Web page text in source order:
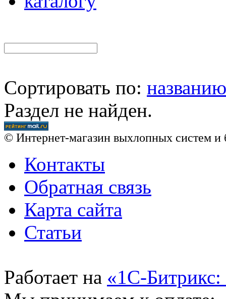
Сортировать по: названию
Раздел не найден.
© Интернет-магазин выхлопных систем и
Контакты
Обратная связь
Карта сайта
Статьи
Работает на «1С-Битрикс: